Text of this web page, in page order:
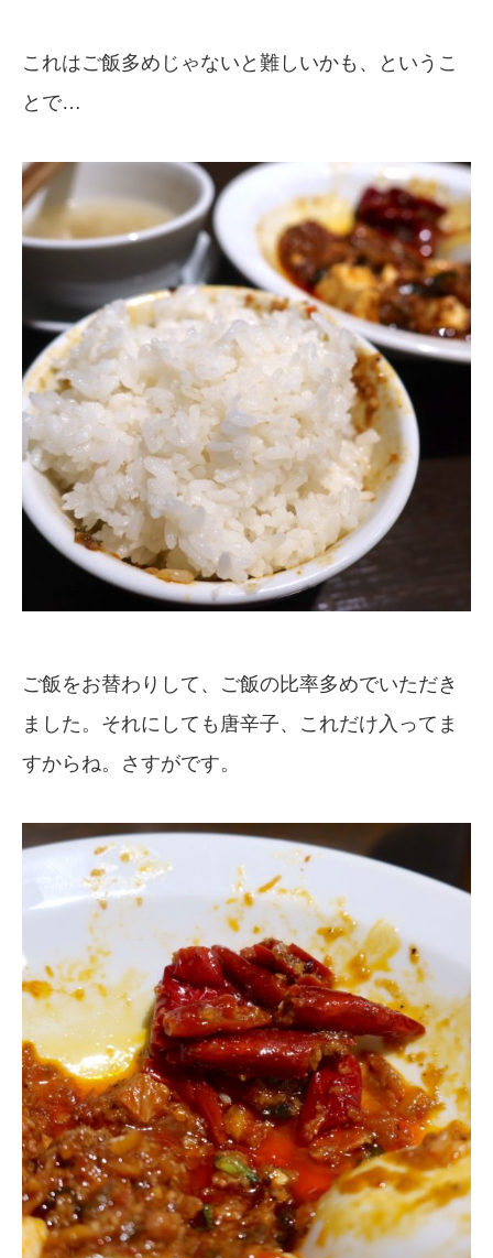
これはご飯多めじゃないと難しいかも、というこ
とで…
ご飯をお替わりして、ご飯の比率多めでいただき
ました。それにしても唐辛子、これだけ入ってま
すからね。さすがです。